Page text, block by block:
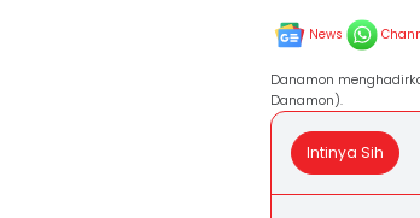
News
Danamon
Danamon).
Intinya Sih